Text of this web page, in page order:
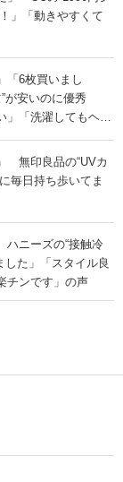
」「動きやすくて
「6枚買いまし
が安いのに優秀
」「洗濯してもヘタ
無印良品の“UVカ
毎日持ち歩いてま
ハニーズの“接触冷
した」「スタイル良
チンです」の声